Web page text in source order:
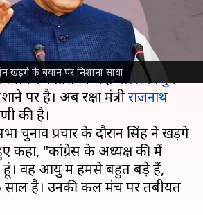
खड़गे के बयान पर निशाना साधा
में विधानसभा चुनाव प्रचार के
लेकर कांग्रेस अध्यक्षमल्लिकार्जुन
पर है। अब रक्षा मंत्रीराजनाथ
की है।
चुनाव प्रचार के दौरान सिंह ने खड़गे
कहा, "कांग्रेस के अध्यक्ष की मैं
वह आयु में हमसे बहुत बड़े हैं,
है। उनकी कल मंच पर तबीयत